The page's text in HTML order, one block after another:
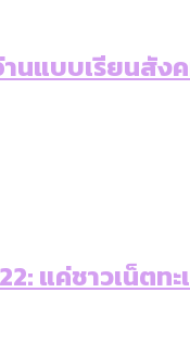
นแบบเรียนสัง
แค่ชาวเน็ตทะ